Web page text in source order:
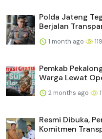
Polda Jateng
Berjalan
1 month ago 119
Pemkab
Warga Lewat
2 months ago
Resmi Dibuka,
Komitmen